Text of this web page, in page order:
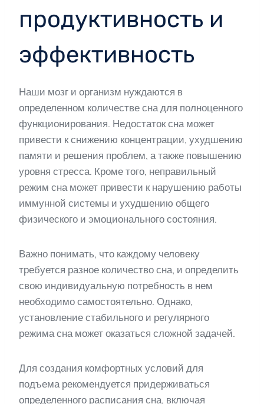
продуктивность и
эффективность
Наши мозг и организм нуждаются в
определенном количестве сна для полноценного
функционирования. Недостаток сна может
привести к снижению концентрации, ухудшению
памяти и решения проблем, а также повышению
уровня стресса. Кроме того, неправильный
режим сна может привести к нарушению работы
иммунной системы и ухудшению общего
физического и эмоционального состояния.
Важно понимать, что каждому человеку
требуется разное количество сна, и определить
свою индивидуальную потребность в нем
необходимо самостоятельно. Однако,
установление стабильного и регулярного
режима сна может оказаться сложной задачей.
Для создания комфортных условий для
подъема рекомендуется придерживаться
определенного расписания сна, включая